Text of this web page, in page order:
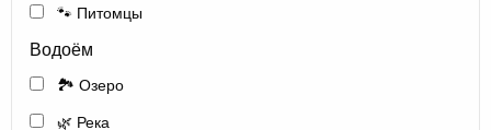
🐾 Питомцы
Водоём
🏞️ Озеро
🌿 Река